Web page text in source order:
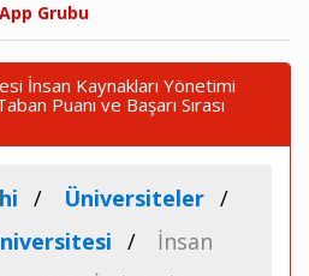
Grubu
İnsan Kaynakları Yönetimi
Puanı ve Başarı Sırası
Üniversiteler
İnsan